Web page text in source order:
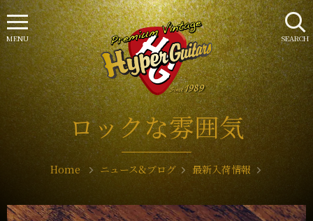
ロックな雰囲気
Home ニュース&ブログ 最新入荷情報
SEARCH
MENU